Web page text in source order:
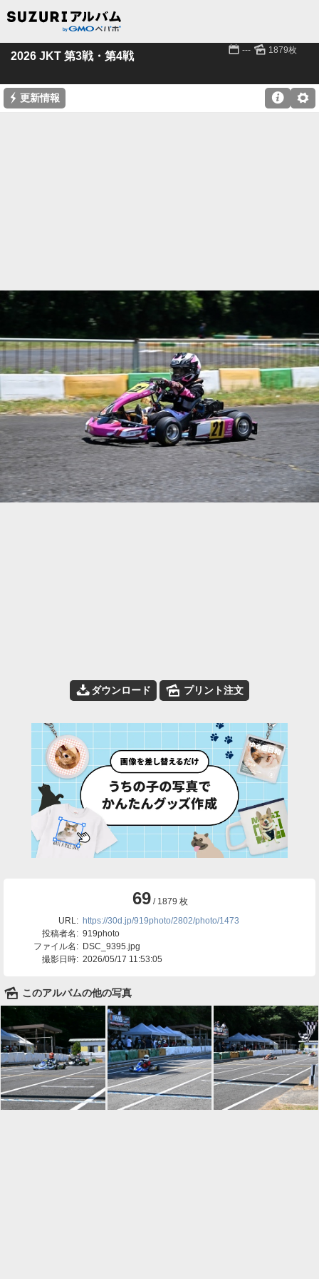
2026 JKT 第3戦・第4戦 📅 --- 🌄 1879枚
⚡ 更新情報 ⚙

📥ダウンロード 🌄 プリント注文
69/ 1879 枚
URL: https://30d.jp/919photo/2802/photo/1473
投稿者名: 919photo
ファイル名: DSC_9395.jpg
撮影日時: 2026/05/17 11:53:05
🌄 このアルバムの他の写真